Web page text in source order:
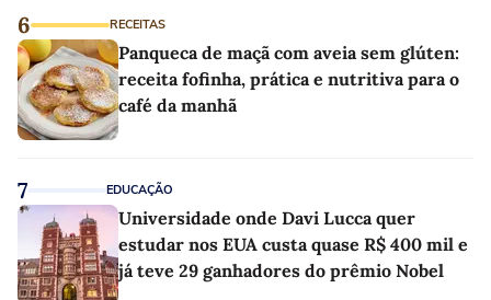
6 RECEITAS
Panqueca de maçã com aveia sem glúten:
receita fofinha, prática e nutritiva para o
café da manhã
7 EDUCAÇÃO
Universidade onde Davi Lucca quer
estudar nos EUA custa quase R$ 400 mil e
já teve 29 ganhadores do prêmio Nobel